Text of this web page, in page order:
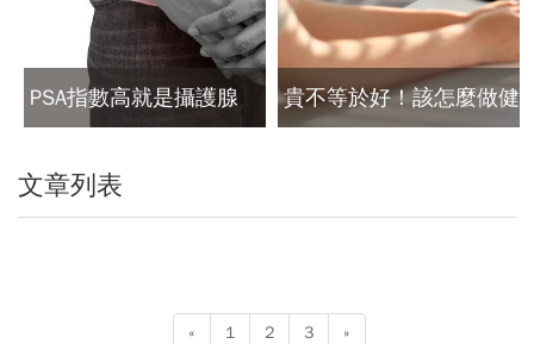
PSA指數高就是攝護腺
是錯誤觀念
貴不等於好！該怎麼做健
門人這麼說
文章列表
« 1 2 3 »